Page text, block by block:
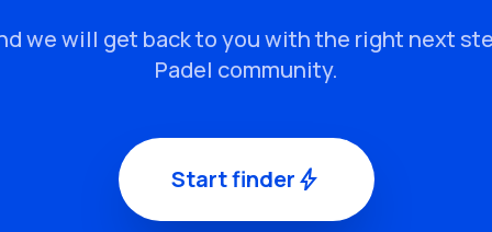
we will get back to you with the right next
Padel community.
Start finderbolt